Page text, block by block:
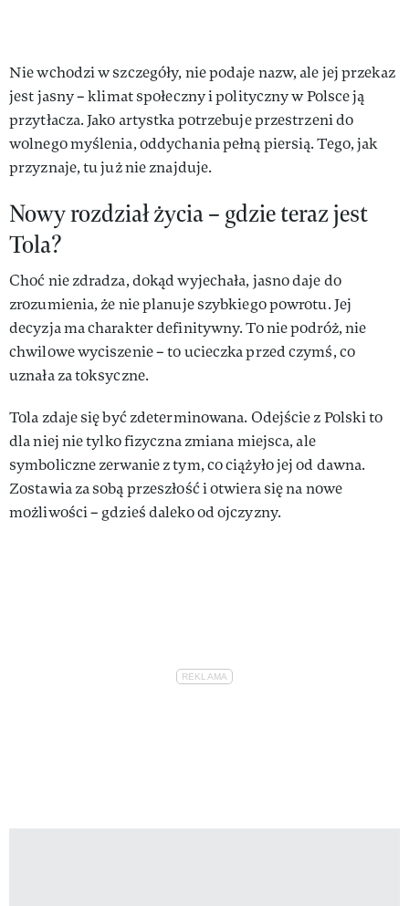
Nie wchodzi w szczegóły, nie podaje nazw, ale jej przekaz
jest jasny – klimat społeczny i polityczny w Polsce ją
przytłacza. Jako artystka potrzebuje przestrzeni do
wolnego myślenia, oddychania pełną piersią. Tego, jak
przyznaje, tu już nie znajduje.
Nowy rozdział życia – gdzie teraz jest
Tola?
Choć nie zdradza, dokąd wyjechała, jasno daje do
zrozumienia, że nie planuje szybkiego powrotu. Jej
decyzja ma charakter definitywny. To nie podróż, nie
chwilowe wyciszenie – to ucieczka przed czymś, co
uznała za toksyczne.
Tola zdaje się być zdeterminowana. Odejście z Polski to
dla niej nie tylko fizyczna zmiana miejsca, ale
symboliczne zerwanie z tym, co ciążyło jej od dawna.
Zostawia za sobą przeszłość i otwiera się na nowe
możliwości – gdzieś daleko od ojczyzny.